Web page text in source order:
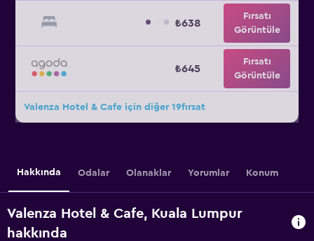
₺638
Fırsatı
Görüntüle
₺645
Fırsatı
Görüntüle
Valenza Hotel & Cafe için diğer 19fırsat
Hakkında Odalar Olanaklar Yorumlar Konum
Valenza Hotel & Cafe, Kuala Lumpur
hakkında